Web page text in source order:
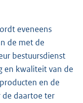
eveneens
de met de
bestuursdienst
en kwaliteit van de
en de
daartoe ter